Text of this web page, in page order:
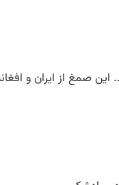
صمغ از ایران و